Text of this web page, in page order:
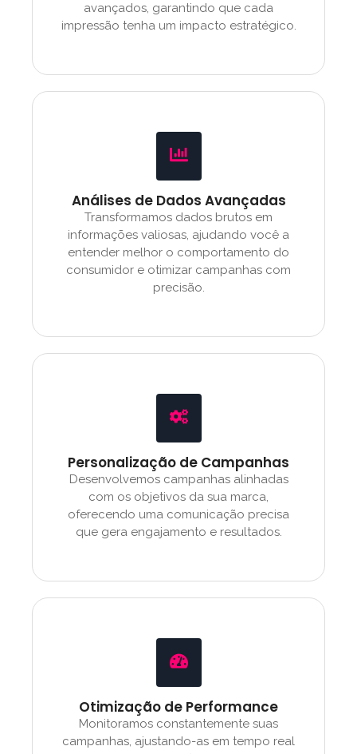
avançados, garantindo que cada
impressão tenha um impacto estratégico.
Análises de Dados Avançadas
Transformamos dados brutos em
informações valiosas, ajudando você a
entender melhor o comportamento do
consumidor e otimizar campanhas com
precisão.
Personalização de Campanhas
Desenvolvemos campanhas alinhadas
com os objetivos da sua marca,
oferecendo uma comunicação precisa
que gera engajamento e resultados.
Otimização de Performance
Monitoramos constantemente suas
campanhas, ajustando-as em tempo real